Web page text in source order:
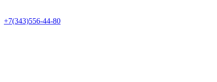
+7(343)556-44-80